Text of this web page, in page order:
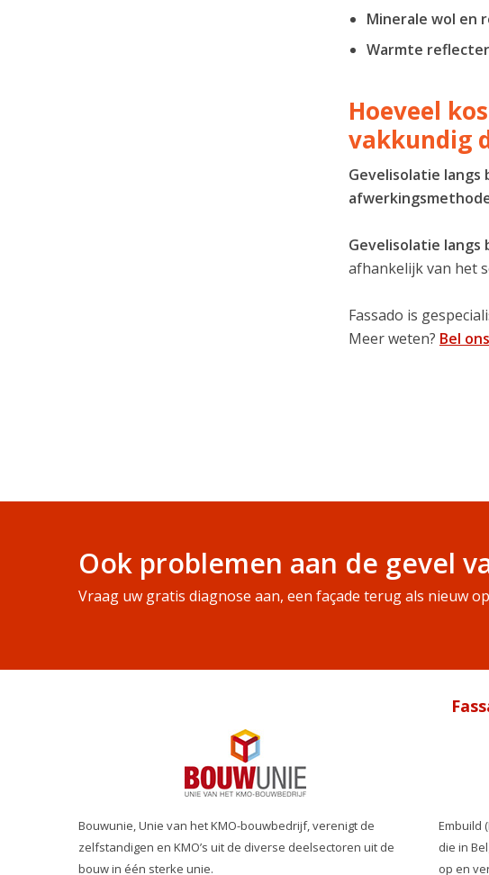
Minerale wol en
Warmte
Hoeveel
vakkundig
Gevelisolatie langs
Gevelisolatie
afhankelijk van het
Fassado is
Meer weten? Bel
Ook problemen aan de gevel
Vraag uw gratis diagnose aan, een façade terug als nieuw
Bouwunie, Unie van het KMO-bouwbedrijf, verenigt de
zelfstandigen en KMO’s uit de diverse deelsectoren uit de
bouw in één sterke unie.
Embuild
die in
op en